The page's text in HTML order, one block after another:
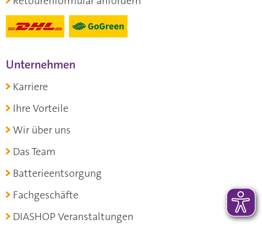
Unternehmen
Karriere
Ihre Vorteile
Wir über uns
Das Team
Batterieentsorgung
Fachgeschäfte
DIASHOP Veranstaltungen